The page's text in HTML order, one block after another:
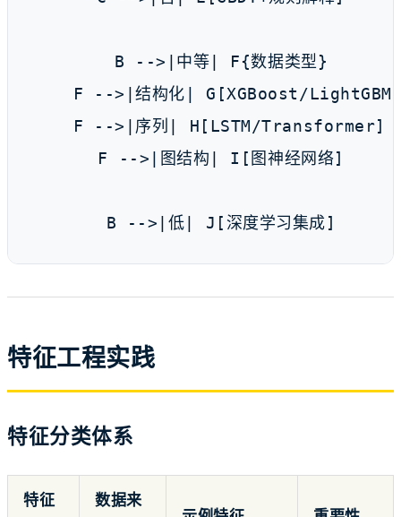
    B -->|中等| F{数据类型}
F -->|结构化| G[XGBoost/
    F -->|序列| H[LSTM/Transformer]
    F -->|图结构| I[图神经网络]
    B -->|低| J[深度学习集成]
特征工程实践
特征分类体系
特征
数据来